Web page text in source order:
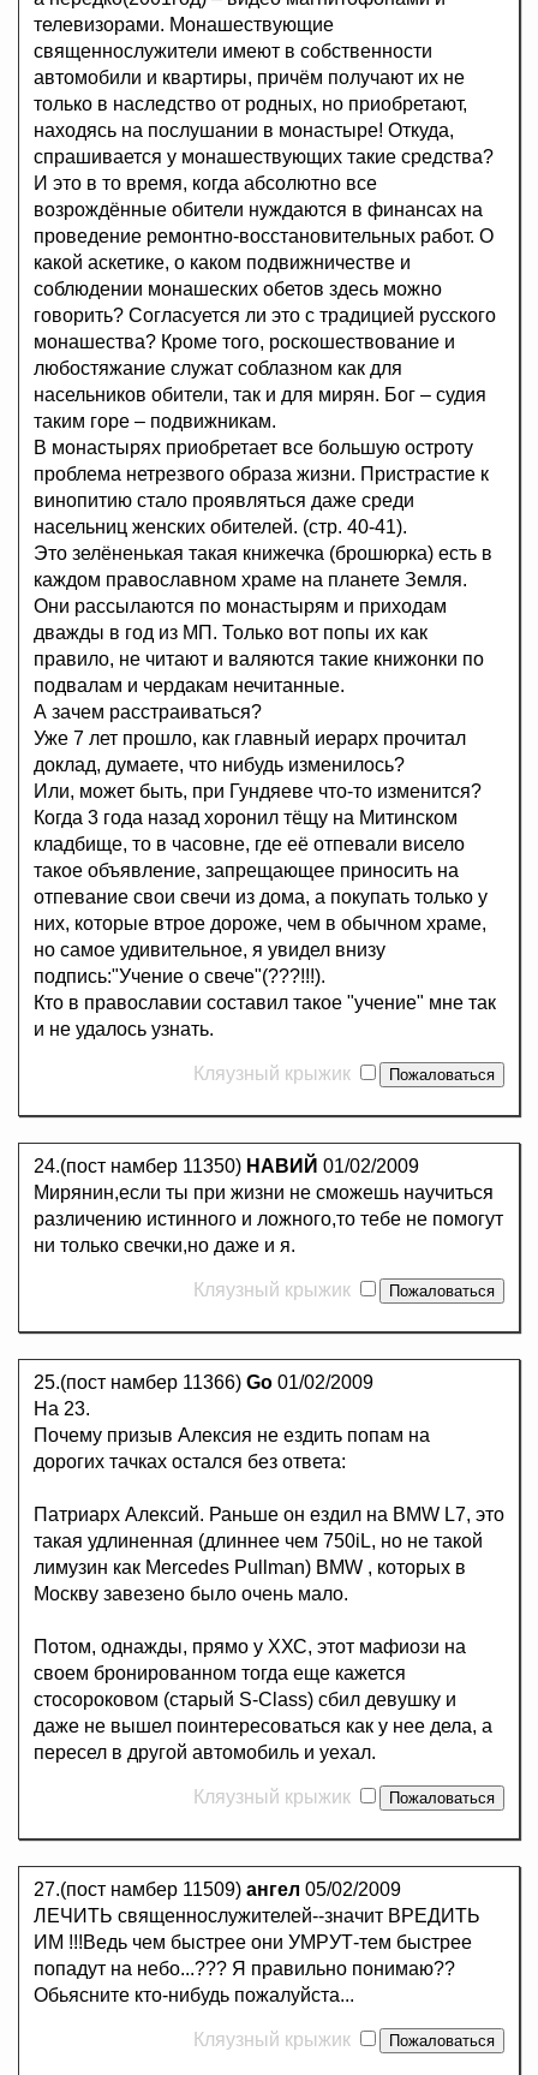
телевизорами. Монашествующие
священнослужители имеют в собственности
автомобили и квартиры, причём получают их не
только в наследство от родных, но приобретают,
находясь на послушании в монастыре! Откуда,
спрашивается у монашествующих такие средства?
И это в то время, когда абсолютно все
возрождённые обители нуждаются в финансах на
проведение ремонтно-восстановительных работ. О
какой аскетике, о каком подвижничестве и
соблюдении монашеских обетов здесь можно
говорить? Согласуется ли это с традицией русского
монашества? Кроме того, роскошествование и
любостяжание служат соблазном как для
насельников обители, так и для мирян. Бог – судия
таким горе – подвижникам.
В монастырях приобретает все большую остроту
проблема нетрезвого образа жизни. Пристрастие к
винопитию стало проявляться даже среди
насельниц женских обителей. (стр. 40-41).
Это зелёненькая такая книжечка (брошюрка) есть в
каждом православном храме на планете Земля.
Они рассылаются по монастырям и приходам
дважды в год из МП. Только вот попы их как
правило, не читают и валяются такие книжонки по
подвалам и чердакам нечитанные.
А зачем расстраиваться?
Уже 7 лет прошло, как главный иерарх прочитал
доклад, думаете, что нибудь изменилось?
Или, может быть, при Гундяеве что-то изменится?
Когда 3 года назад хоронил тёщу на Митинском
кладбище, то в часовне, где её отпевали висело
такое объявление, запрещающее приносить на
отпевание свои свечи из дома, а покупать только у
них, которые втрое дороже, чем в обычном храме,
но самое удивительное, я увидел внизу
подпись:"Учение о свече"(???!!!).
Кто в православии составил такое "учение" мне так
и не удалось узнать.
Кляузный крыжик
24.(пост намбер 11350) НАВИЙ 01/02/2009
Мирянин,если ты при жизни не сможешь научиться
различению истинного и ложного,то тебе не помогут
ни только свечки,но даже и я.
Кляузный крыжик
25.(пост намбер 11366) Go 01/02/2009
На 23.
Почему призыв Алексия не ездить попам на
дорогих тачках остался без ответа:
Патриарх Алексий. Раньше он ездил на BMW L7, это
такая удлиненная (длиннее чем 750iL, но не такой
лимузин как Mercedes Pullman) BMW , которых в
Москву завезено было очень мало.
Потом, однажды, прямо у ХХС, этот мафиози на
своем бронированном тогда еще кажется
стосороковом (старый S-Class) сбил девушку и
даже не вышел поинтересоваться как у нее дела, а
пересел в другой автомобиль и уехал.
Кляузный крыжик
27.(пост намбер 11509) ангел 05/02/2009
ЛЕЧИТЬ священнослужителей--значит ВРЕДИТЬ
ИМ !!!Ведь чем быстрее они УМРУТ-тем быстрее
попадут на небо...??? Я правильно понимаю??
Обьясните кто-нибудь пожалуйста...
Кляузный крыжик